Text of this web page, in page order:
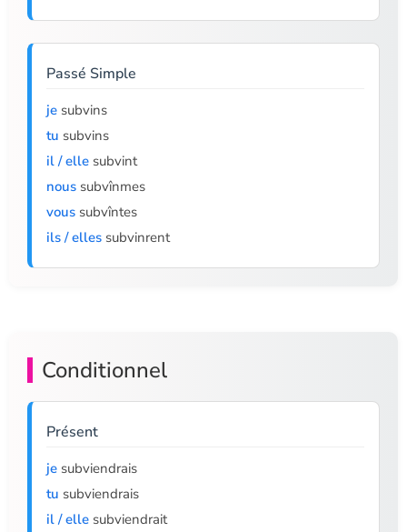
Passé Simple
je subvins
tu subvins
il / elle subvint
nous subvînmes
vous subvîntes
ils / elles subvinrent
Conditionnel
Présent
je subviendrais
tu subviendrais
il / elle subviendrait